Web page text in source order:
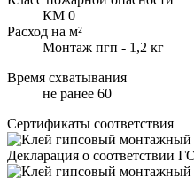
КМ 0
Расход на м²
Монтаж пгп - 1,2 кг
Время схватывания
не ранее 60
Сертификаты соответствия
Декларация о соответствии